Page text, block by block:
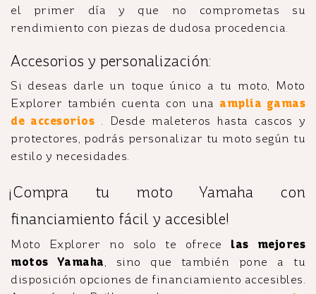
el primer día y que no comprometas su
rendimiento con piezas de dudosa procedencia.
Accesorios y personalización:
Si deseas darle un toque único a tu moto, Moto
Explorer también cuenta con una amplia gamas
de accesorios . Desde maleteros hasta cascos y
protectores, podrás personalizar tu moto según tu
estilo y necesidades.
¡Compra tu moto Yamaha con
financiamiento fácil y accesible!
Moto Explorer no solo te ofrece las mejores
motos Yamaha, sino que también pone a tu
disposición opciones de financiamiento accesibles.